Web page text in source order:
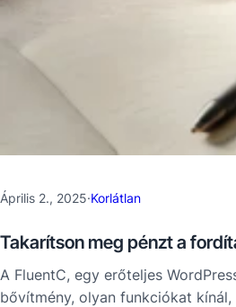
Április 2., 2025·Korlátlan
Takarítson meg pénzt a
A FluentC, egy erőteljes
bővítmény, olyan funkciókat kínál,